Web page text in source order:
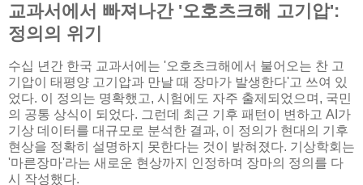
교과서에서 빠져나간 '오호츠크해 고기압':
정의의 위기
수십 년간 한국 교과서에는 '오호츠크해에서 불어오는 찬 고
기압이 태평양 고기압과 만날 때 장마가 발생한다'고 쓰여 있
었다. 이 정의는 명확했고, 시험에도 자주 출제되었으며, 국민
의 공통 상식이 되었다. 그런데 최근 기후 패턴이 변하고 AI가
기상 데이터를 대규모로 분석한 결과, 이 정의가 현대의 기후
현상을 정확히 설명하지 못한다는 것이 밝혀졌다. 기상학회는
'마른장마'라는 새로운 현상까지 인정하며 장마의 정의를 다
시 작성했다.